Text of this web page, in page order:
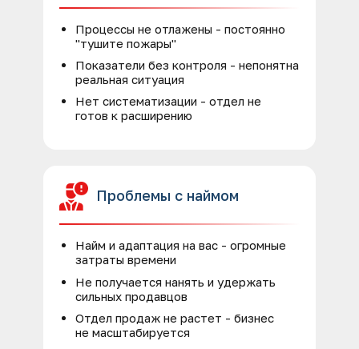
Проблемы с наймом
Найм и адаптация на вас - огромные
затраты времени
Не получается нанять и удержать
сильных продавцов
Отдел продаж не растет - бизнес
не масштабируется
Процессы не отлажены - постоянно
"тушите пожары"
Показатели без контроля - непонятна
реальная ситуация
Нет систематизации - отдел не
готов к расширению